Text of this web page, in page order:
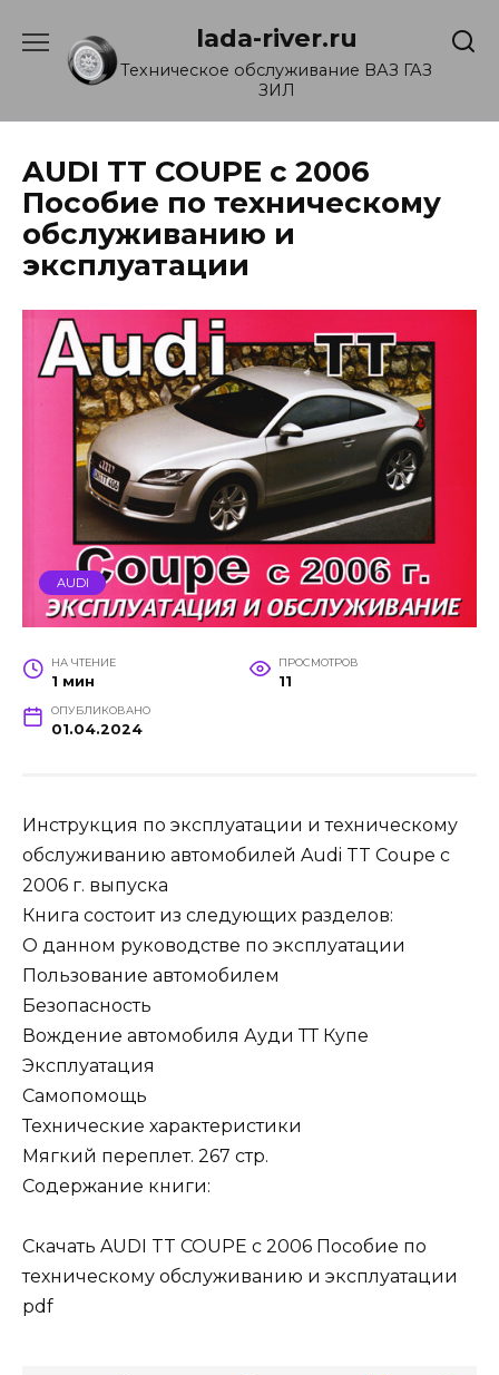
содержанию
lada-river.ru
Техническое обслуживание ВАЗ ГАЗ
ЗИЛ
AUDI TT COUPE с 2006
Пособие по техническому
обслуживанию и
эксплуатации
AUDI
НА ЧТЕНИЕ
1 мин
ПРОСМОТРОВ
11
ОПУБЛИКОВАНО
01.04.2024
Инструкция по эксплуатации и техническому
обслуживанию автомобилей Audi TT Coupe с
2006 г. выпуска
Книга состоит из следующих разделов:
О данном руководстве по эксплуатации
Пользование автомобилем
Безопасность
Вождение автомобиля Ауди ТТ Купе
Эксплуатация
Самопомощь
Технические характеристики
Мягкий переплет. 267 стр.
Содержание книги:
Скачать AUDI TT COUPE с 2006 Пособие по
техническому обслуживанию и эксплуатации
pdf